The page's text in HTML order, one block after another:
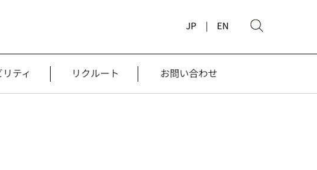
JP | EN
ティ リクルート お問い合わせ